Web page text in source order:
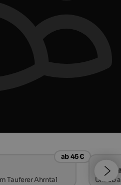
ab 45 €
Tauferer Ahrntal
Urlaub